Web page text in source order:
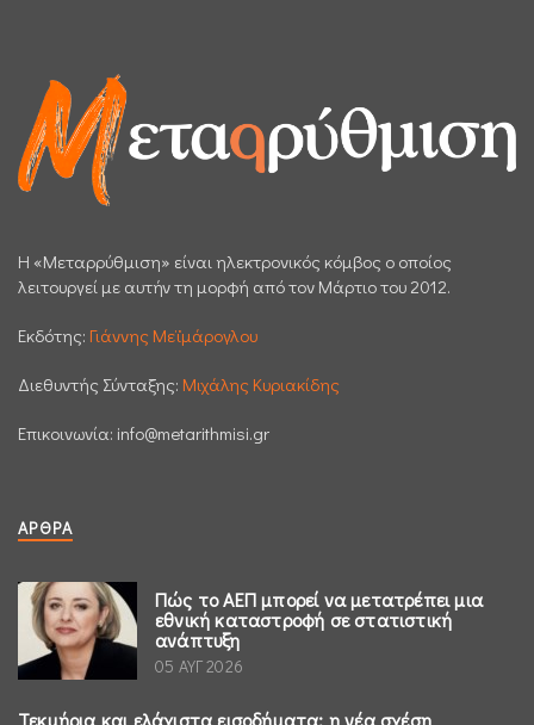
H «Μεταρρύθμιση» είναι ηλεκτρονικός κόμβος ο οποίος
λειτουργεί με αυτήν τη μορφή από τον Μάρτιο του 2012.
Εκδότης: Γιάννης Μεϊμάρογλου
Διεθυντής Σύνταξης: Μιχάλης Κυριακίδης
Επικοινωνία: info@metarithmisi.gr
ΆΡΘΡΑ
Πώς το ΑΕΠ μπορεί να μετατρέπει μια
εθνική καταστροφή σε στατιστική
ανάπτυξη
05 ΑΥΓ 2026